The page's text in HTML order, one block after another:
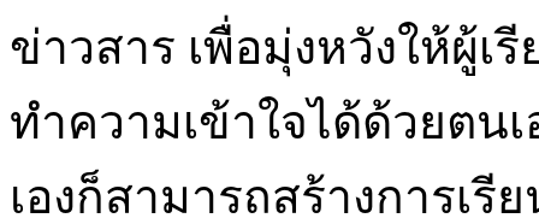
ข่าวสาร เพื่อมุ่งหวังให้ผู้เ
ทำความเข้าใจได้ด้วยตน
เองก็สามารถสร้างการเ